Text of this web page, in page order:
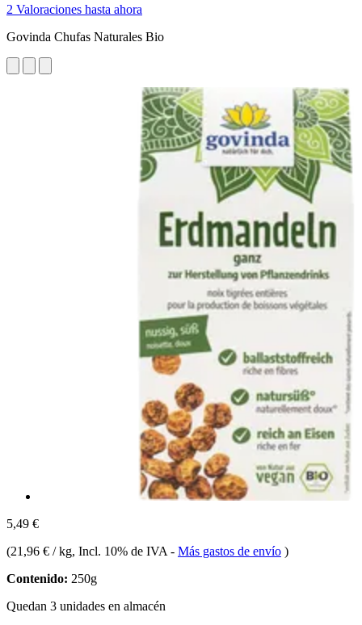
2 Valoraciones hasta ahora
Govinda Chufas Naturales Bio
5,49 €
(21,96 € / kg, Incl. 10% de IVA - Más gastos de envío )
Contenido: 250g
Quedan 3 unidades en almacén